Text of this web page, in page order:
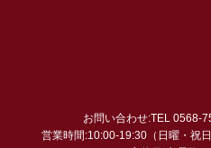
お問い合わせ:TEL 0568-
営業時間:10:00-19:30（日曜・祝